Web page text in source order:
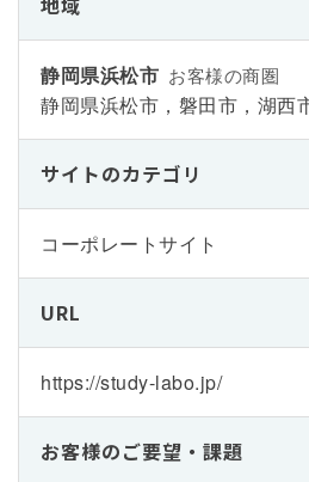
静岡県浜松市 お客様の商圏
静岡県浜松市，磐田市，湖西
サイトのカテゴリ
コーポレートサイト
URL
https://study-labo.jp/
お客様のご要望・課題